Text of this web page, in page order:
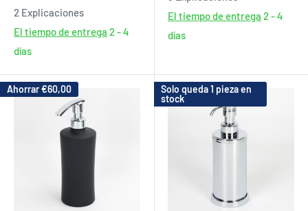
venta
2 Explicaciones
El tiempo de entrega 2 - 4
días
El tiempo de entrega 2 - 4
días
Ahorrar€60,00
Solo queda 1 pieza en
stock